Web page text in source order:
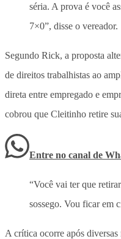
séria. A prova é você
7×0”, disse o vereador.
Segundo Rick, a proposta
de direitos trabalhistas ao
direta entre empregado e
cobrou que Cleitinho retire
Entre no canal de
“Você vai ter que
sossego. Vou ficar em
A crítica ocorre após